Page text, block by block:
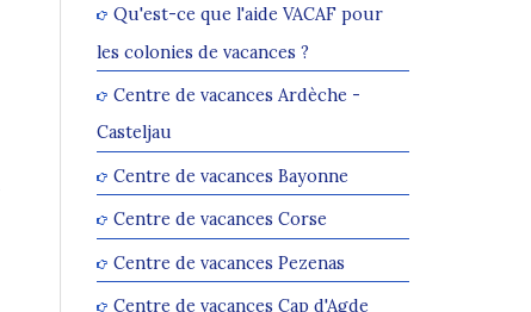
Qu'est-ce que l'aide VACAF pour
les colonies de vacances ?
Centre de vacances Ardèche -
Casteljau
Centre de vacances Bayonne
Centre de vacances Corse
Centre de vacances Pezenas
Centre de vacances Cap d'Agde